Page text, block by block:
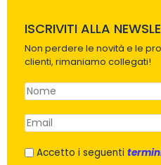
ISCRIVITI ALLA
Non perdere le novità e le
clienti, rimaniamo collegati!
Accetto i seguenti